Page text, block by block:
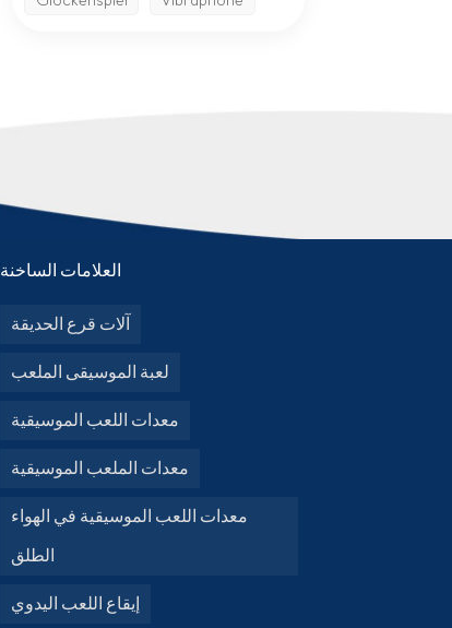
العلامات الساخنة
آلات قرع الحديقة
لعبة الموسيقى الملعب
معدات اللعب الموسيقية
معدات الملعب الموسيقية
معدات اللعب الموسيقية في الهواء
الطلق
إيقاع اللعب اليدوي